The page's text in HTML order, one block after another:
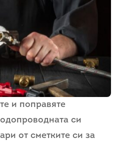
и поправяте
си
от сметките си за